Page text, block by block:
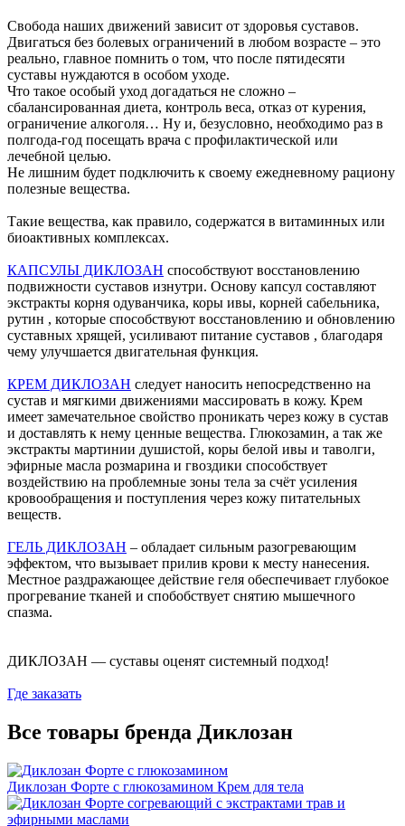
Свобода наших движений зависит от здоровья суставов.
Двигаться без болевых ограничений в любом возрасте – это
реально, главное помнить о том, что после пятидесяти
суставы нуждаются в особом уходе.
Что такое особый уход догадаться не сложно –
сбалансированная диета, контроль веса, отказ от курения,
ограничение алкоголя… Ну и, безусловно, необходимо раз в
полгода-год посещать врача с профилактической или
лечебной целью.
Не лишним будет подключить к своему ежедневному рациону
полезные вещества.
Такие вещества, как правило, содержатся в витаминных или
биоактивных комплексах.
КАПСУЛЫ ДИКЛОЗАН способствуют восстановлению
подвижности суставов изнутри. Основу капсул составляют
экстракты корня одуванчика, коры ивы, корней сабельника,
рутин , которые способствуют восстановлению и обновлению
суставных хрящей, усиливают питание суставов , благодаря
чему улучшается двигательная функция.
КРЕМ ДИКЛОЗАН следует наносить непосредственно на
сустав и мягкими движениями массировать в кожу. Крем
имеет замечательное свойство проникать через кожу в сустав
и доставлять к нему ценные вещества. Глюкозамин, а так же
экстракты мартинии душистой, коры белой ивы и таволги,
эфирные масла розмарина и гвоздики способствует
воздействию на проблемные зоны тела за счёт усиления
кровообращения и поступления через кожу питательных
веществ.
ГЕЛЬ ДИКЛОЗАН – обладает сильным разогревающим
эффектом, что вызывает прилив крови к месту нанесения.
Местное раздражающее действие геля обеспечивает глубокое
прогревание тканей и спобобствует cнятию мышечного
спазма.
ДИКЛОЗАН — суставы оценят системный подход!
Где заказать
Все товары бренда Диклозан
Диклозан Форте с глюкозамином Крем для тела